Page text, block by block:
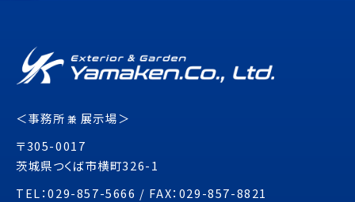
＜事務所 兼 展示場＞
〒305-0017
茨城県つくば市横町326-1
TEL：029-857-5666 / FAX：029-857-8821